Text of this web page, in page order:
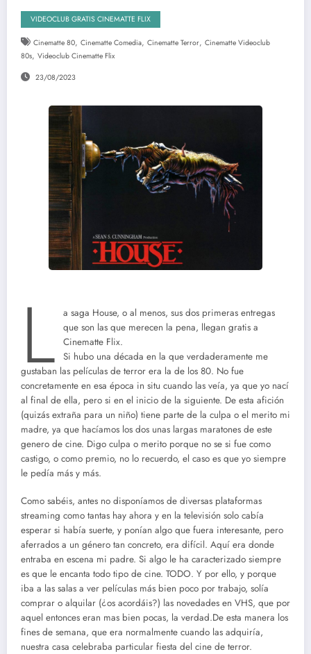
VIDEOCLUB GRATIS CINEMATTE FLIX
Cinematte 80, Cinematte Comedia, Cinematte Terror, Cinematte Videoclub
80s, Videoclub Cinematte Flix
23/08/2023
L
a saga House, o al menos, sus dos primeras entregas
que son las que merecen la pena, llegan gratis a
Cinematte Flix.
Si hubo una década en la que verdaderamente me
gustaban las películas de terror era la de los 80. No fue
concretamente en esa época in situ cuando las veía, ya que yo nací
al final de ella, pero si en el inicio de la siguiente. De esta afición
(quizás extraña para un niño) tiene parte de la culpa o el merito mi
madre, ya que hacíamos los dos unas largas maratones de este
genero de cine. Digo culpa o merito porque no se si fue como
castigo, o como premio, no lo recuerdo, el caso es que yo siempre
le pedía más y más.
Como sabéis, antes no disponíamos de diversas plataformas
streaming como tantas hay ahora y en la televisión solo cabía
esperar si había suerte, y ponían algo que fuera interesante, pero
aferrados a un género tan concreto, era difícil. Aquí era donde
entraba en escena mi padre. Si algo le ha caracterizado siempre
es que le encanta todo tipo de cine. TODO. Y por ello, y porque
iba a las salas a ver películas más bien poco por trabajo, solía
comprar o alquilar (¿os acordáis?) las novedades en VHS, que por
aquel entonces eran mas bien pocas, la verdad.De esta manera los
fines de semana, que era normalmente cuando las adquiría,
nuestra casa celebraba particular fiesta del cine de terror.